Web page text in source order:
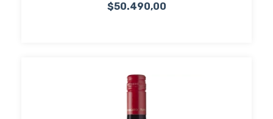
$50.490,00